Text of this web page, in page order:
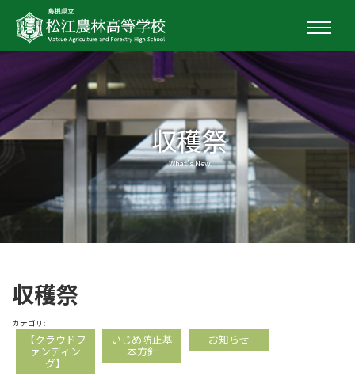
収穫祭
What's New
収穫祭
カテゴリ:
【クラウドフ
ァンディン
グ】
いじめ防止基
本方針
お知らせ